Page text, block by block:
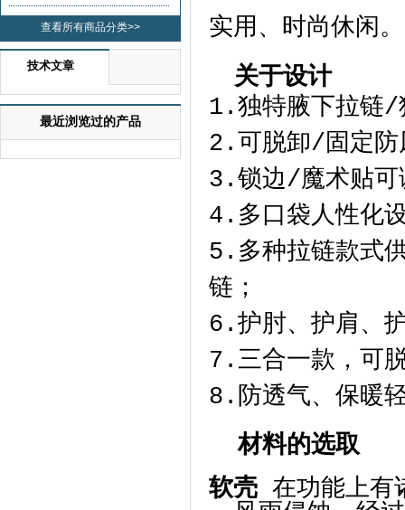
查看所有商品分类>>
技术文章
最近浏览过的产品
实用、时尚休闲。
关于设计
1.独特腋下拉链/
2.可脱卸/固定
3.锁边/魔术贴
4.多口袋人性化
5.多种拉链款式
链；
6.护肘、护肩、
7.三合一款，可
8.防透气、保暖
材料的选取
软壳 在功能上有